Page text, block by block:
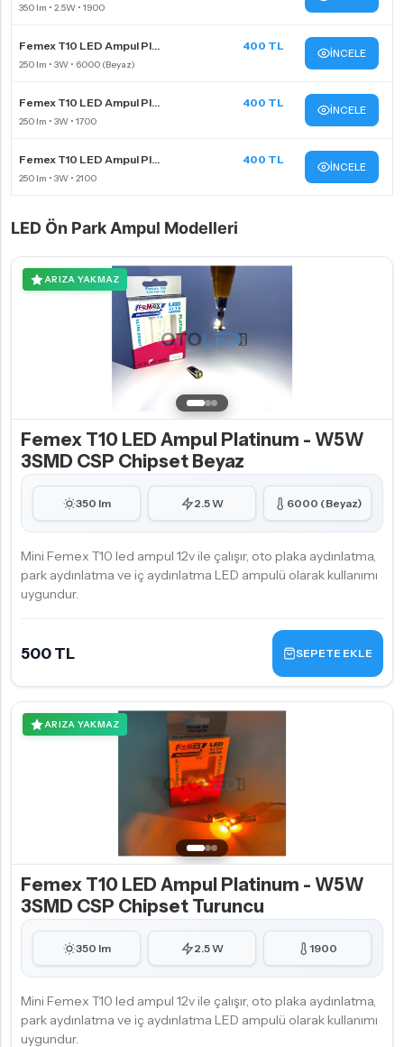
Femex T10 LED Ampul Pl... 400 TL
İNCELE
Femex T10 LED Ampul Pl... 400 TL
İNCELE
Femex T10 LED Ampul Pl... 400 TL
İNCELE
LED Ön Park Ampul Modelleri
ARIZA YAKMAZ
Femex T10 LED Ampul Platinum - W5W
3SMD CSP Chipset Beyaz
350 lm 2.5 W 6000 (Beyaz)
Mini Femex T10 led ampul 12v ile çalışır, oto plaka aydınlatma,
park aydınlatma ve iç aydınlatma LED ampulü olarak kullanımı
uygundur.
500 TL SEPETE EKLE
ARIZA YAKMAZ
Femex T10 LED Ampul Platinum - W5W
3SMD CSP Chipset Turuncu
350 lm 2.5 W 1900
Mini Femex T10 led ampul 12v ile çalışır, oto plaka aydınlatma,
park aydınlatma ve iç aydınlatma LED ampulü olarak kullanımı
uygundur.